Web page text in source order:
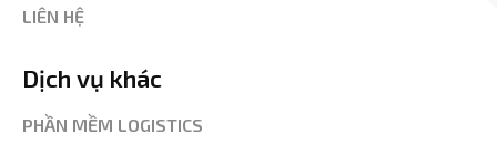
LIÊN HỆ
Dịch vụ khác
PHẦN MỀM LOGISTICS